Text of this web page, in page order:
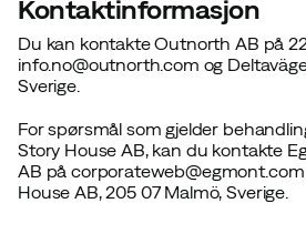
Kontaktinformasjon
Du kan kontakteOutnorth AB på
info.no@outnorth.com og
Sverige.
For spørsmål som gjelder
Story House AB, kan du kontakte
AB på
House AB, 205 07 Malmö, Sverige.